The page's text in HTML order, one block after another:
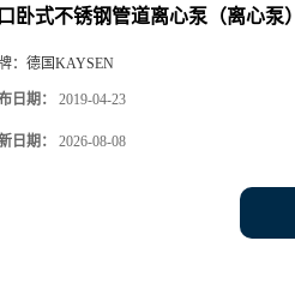
卧式不锈钢管道离心泵（离心泵）
： 德国KAYSEN
日期： 2019-04-23
日期： 2026-08-08